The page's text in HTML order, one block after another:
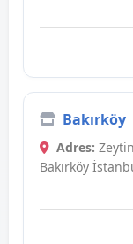
Bakırköy
Adres:
Bakırköy